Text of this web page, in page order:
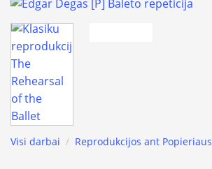
Visi darbai / Reprodukcijos ant Popieriaus